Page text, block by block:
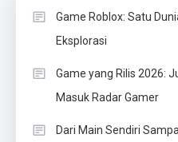
Game Roblox: Satu
Eksplorasi
Game yang Rilis 2026:
Masuk Radar Gamer
Dari Main Sendiri